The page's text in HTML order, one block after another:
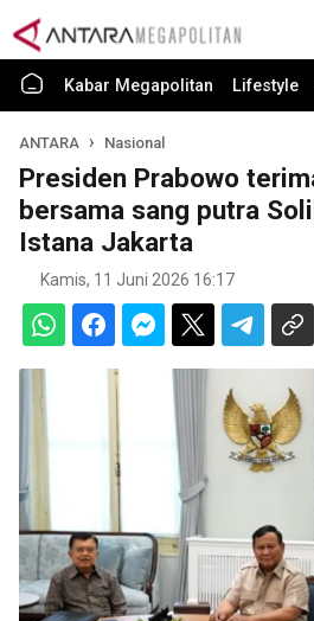
Kabar Megapolitan Lifestyle
ANTARA Nasional
Presiden Prabowo
bersama sang putra
Istana Jakarta
Kamis, 11 Juni 2026 16:17